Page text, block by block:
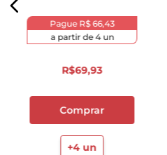
Pague R$ 66,43
a partir de4un
R$69,93
Comprar
+4un